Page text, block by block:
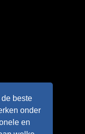
beste
onder
en